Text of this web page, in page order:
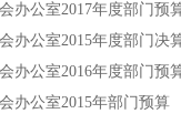
办公室2017年度部门预
办公室2015年度部门决
办公室2016年度部门预
办公室2015年部门预算